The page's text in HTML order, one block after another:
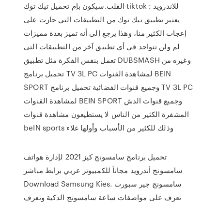
القلب.سيكون بإم تحميل تيك توك tiktok للاندرويد :
يعتبر تطبيق تيك توك من التطبيقات التي حازت على
إعجاب الكثير منا، وهذا يرجع إلى أنه تميز بعدة مميزات
لم ولن تتواجد في أي تطبيق آخر من التطبيقات التي
تعمل بنفس الفكرة مثل تطبيق DUBSMASH وغيره من
تحميل برنامج TV 3L PC لمشاهدة القنوات BEIN
SPORT وجميع قنوات الفضائية تحميل برنامج TV 3L PC
لمشاهدة القنوات BEIN SPORT وجميع قنوات الدش
المشفرة الكثير من الناس لا يستطيعون مشاهدة قنوات
beIN sports وذلك للكثير من الأسباب وأولها غلاء
تحميل برنامج سامسونج كيز 2021 لإدارة هواتف
سامسونج أندرويد مجاناً للكمبيوتر عربي برابط مباشر
Download Samsung Kies. سامسونج جير سبورت
تعرف على مواصفات ساعة سامسونج الذكية وتعرف